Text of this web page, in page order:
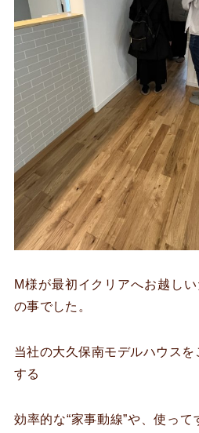
M様が最初イクリアへお越し
の事でした。
当社の大久保南モデルハウス
する
効率的な“家事動線”や、使っ